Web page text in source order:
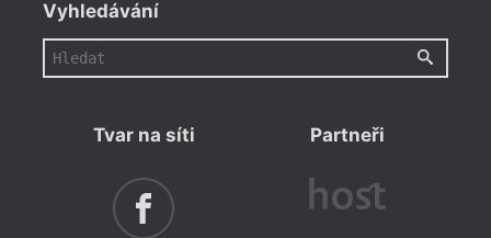
Vyhledávání
Tvar na síti Partneři